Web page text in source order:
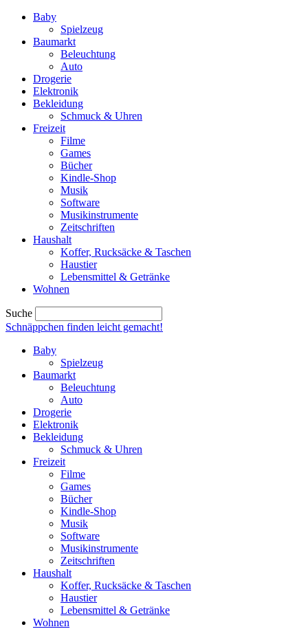
Baby
Spielzeug
Baumarkt
Beleuchtung
Auto
Drogerie
Elektronik
Bekleidung
Schmuck & Uhren
Freizeit
Filme
Games
Bücher
Kindle-Shop
Musik
Software
Musikinstrumente
Zeitschriften
Haushalt
Koffer, Rucksäcke & Taschen
Haustier
Lebensmittel & Getränke
Wohnen
Suche
Schnäppchen finden leicht gemacht!
Baby
Spielzeug
Baumarkt
Beleuchtung
Auto
Drogerie
Elektronik
Bekleidung
Schmuck & Uhren
Freizeit
Filme
Games
Bücher
Kindle-Shop
Musik
Software
Musikinstrumente
Zeitschriften
Haushalt
Koffer, Rucksäcke & Taschen
Haustier
Lebensmittel & Getränke
Wohnen